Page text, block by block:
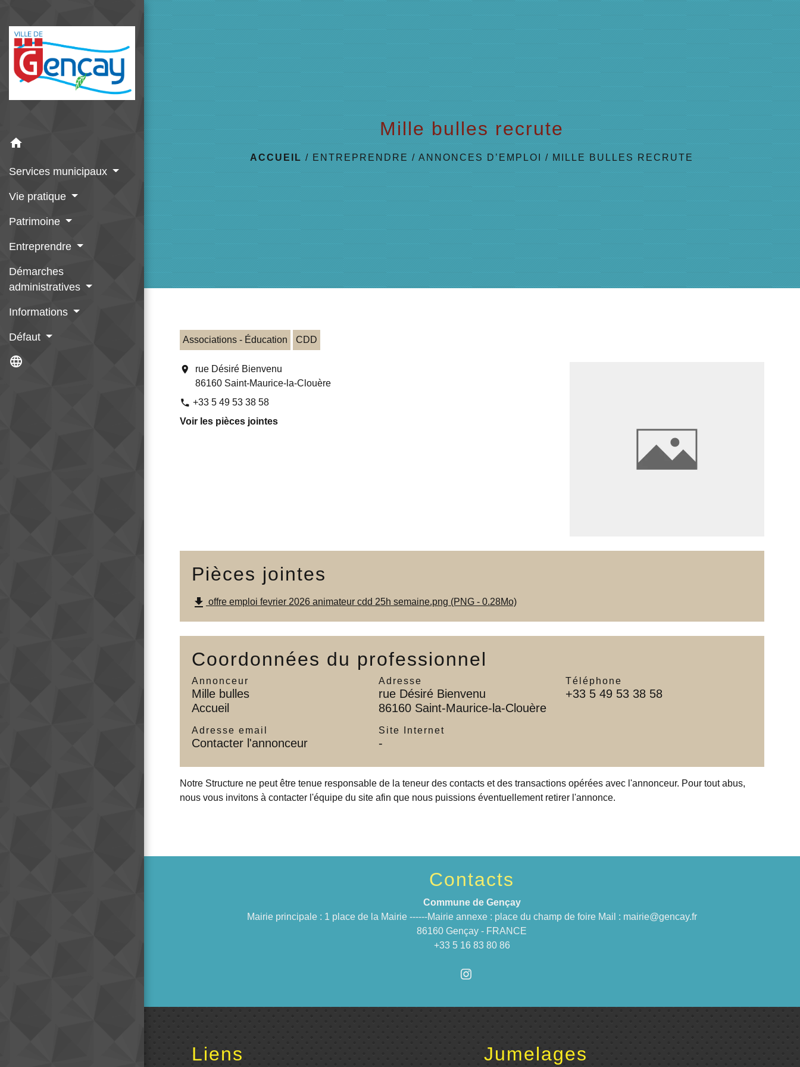
home
Services municipaux
Vie pratique
Patrimoine
Entreprendre
Démarches
administratives
Informations
Défaut
language
Mille bulles recrute
ACCUEIL / ENTREPRENDRE /ANNONCES D’EMPLOI / MILLE BULLES RECRUTE
Associations - Éducation CDD
location_on
rue Désiré Bienvenu
86160 Saint-Maurice-la-Clouère
phone +33 5 49 53 38 58
Voir les pièces jointes
Pièces jointes
file_download offre emploi fevrier 2026 animateur cdd 25h semaine.png (PNG - 0.28Mo)
Coordonnées du professionnel
Annonceur
Mille bulles
Accueil
Adresse
rue Désiré Bienvenu
86160 Saint-Maurice-la-Clouère
Téléphone
+33 5 49 53 38 58
Adresse email
Contacter l'annonceur
Site Internet
-
Notre Structure ne peut être tenue responsable de la teneur des contacts et des transactions opérées avec l'annonceur. Pour tout abus,
nous vous invitons à contacter l'équipe du site afin que nous puissions éventuellement retirer l'annonce.
Contacts
Commune de Gençay
Mairie principale : 1 place de la Mairie ------Mairie annexe : place du champ de foire Mail : mairie@gencay.fr
86160 Gençay - FRANCE
+33 5 16 83 80 86
Liens Jumelages